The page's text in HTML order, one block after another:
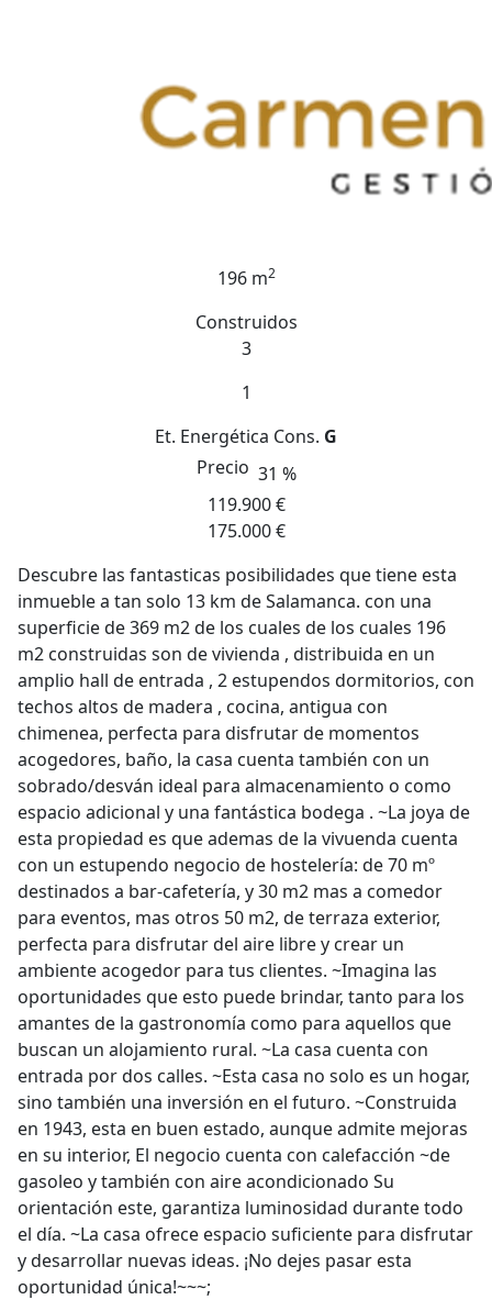
196 m2
Construidos
3
1
Et. Energética Cons. G
Precio 31 %
119.900 €
175.000 €
Descubre las fantasticas posibilidades que tiene esta
inmueble a tan solo 13 km de Salamanca. con una
superficie de 369 m2 de los cuales de los cuales 196
m2 construidas son de vivienda , distribuida en un
amplio hall de entrada , 2 estupendos dormitorios, con
techos altos de madera , cocina, antigua con
chimenea, perfecta para disfrutar de momentos
acogedores, baño, la casa cuenta también con un
sobrado/desván ideal para almacenamiento o como
espacio adicional y una fantástica bodega . ~La joya de
esta propiedad es que ademas de la vivuenda cuenta
con un estupendo negocio de hostelería: de 70 mº
destinados a bar-cafetería, y 30 m2 mas a comedor
para eventos, mas otros 50 m2, de terraza exterior,
perfecta para disfrutar del aire libre y crear un
ambiente acogedor para tus clientes. ~Imagina las
oportunidades que esto puede brindar, tanto para los
amantes de la gastronomía como para aquellos que
buscan un alojamiento rural. ~La casa cuenta con
entrada por dos calles. ~Esta casa no solo es un hogar,
sino también una inversión en el futuro. ~Construida
en 1943, esta en buen estado, aunque admite mejoras
en su interior, El negocio cuenta con calefacción ~de
gasoleo y también con aire acondicionado Su
orientación este, garantiza luminosidad durante todo
el día. ~La casa ofrece espacio suficiente para disfrutar
y desarrollar nuevas ideas. ¡No dejes pasar esta
oportunidad única!~~~;